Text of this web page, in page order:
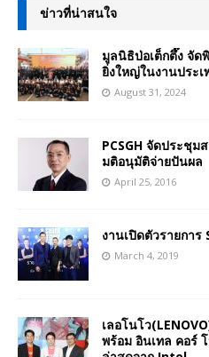
ข่าวที่น่าสนใจ
มูลนิธิป่อเต็กตึ๊ง จัด
ยิ่งใหญ่ในงานประ
August 31, 2024
PCSGH จัดประชุ
มติอนุมัติจ่ายปันผล
April 25, 2016
งานเปิดตัวรายการ
March 4, 2019
เลอโนโว
พร้อม อินเทล คอร์